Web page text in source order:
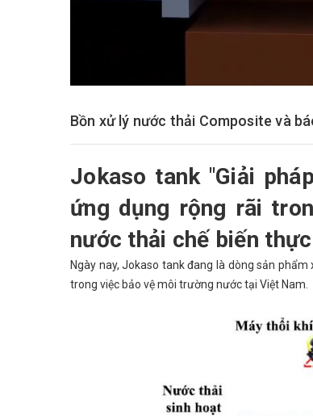
Bồn xử lý nước thải Composite và
Jokaso tank"Giải
ứng dụng rộng rãi
nước thải chế biến
Ngày nay, Jokaso tank đang là dòng sản
trong việc bảo vệ môi trường nước tại Việt Nam.